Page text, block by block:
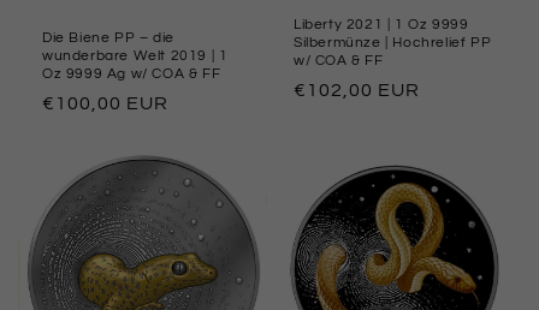
Die Biene PP – die
wunderbare Welt 2019 | 1
Oz 9999 Ag w/ COA & FF
Normaler
€100,00 EUR
Liberty 2021 | 1 Oz 9999
Silbermünze | Hochrelief PP
w/ COA & FF
Normaler
€102,00 EUR